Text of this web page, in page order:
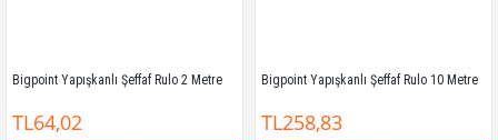
Bigpoint Yapışkanlı Şeffaf Rulo 2 Metre
TL64,02
Bigpoint Yapışkanlı Şeffaf Rulo 10 Metre
TL258,83